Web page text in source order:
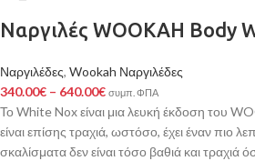
Ναργιλές WOOKAH Body
Ναργιλέδες, Wookah Ναργιλέδες
340.00€ – 640.00€ συμπ. ΦΠΑ
Το White Nox είναι μια λευκή έκδοση του
είναι επίσης τραχιά, ωστόσο, έχει έναν πιο
σκαλίσματα δεν είναι τόσο βαθιά και